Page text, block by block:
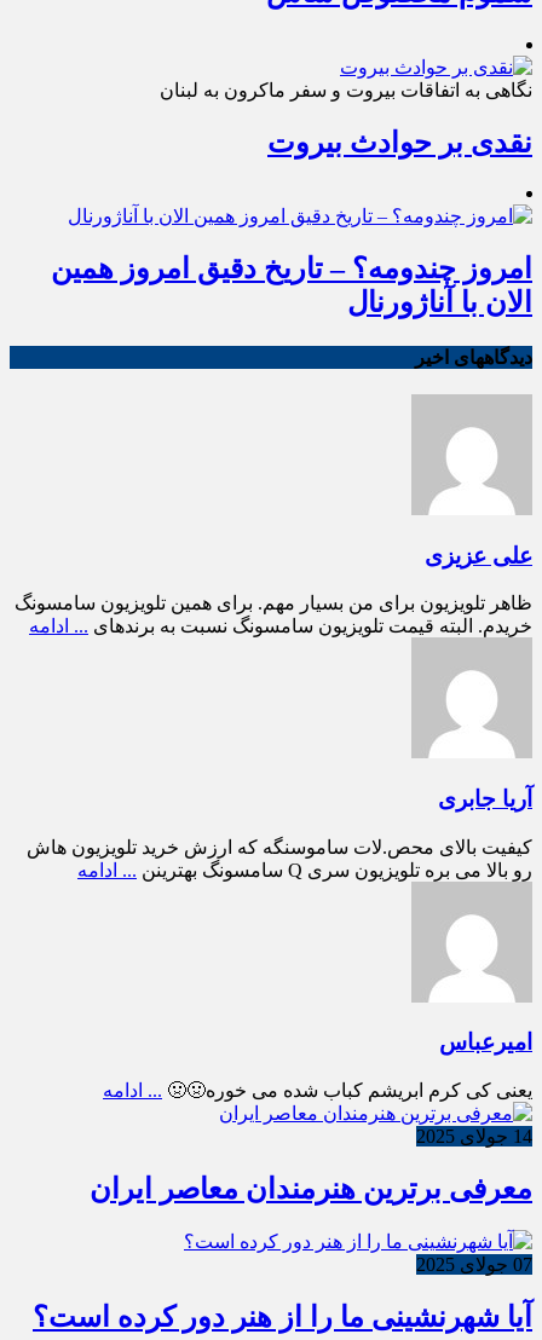
نگاهی به اتفاقات بیروت و سفر ماکرون به لبنان
نقدی بر حوادث بیروت
امروز چندومه؟ – تاریخ دقیق امروز همین
الان با آناژورنال
دیدگاههای اخیر
علی عزیزی
ظاهر تلویزیون برای من بسیار مهم. برای همین تلویزیون سامسونگ
خریدم. البته قیمت تلویزیون سامسونگ نسبت به برندهای ... ادامه
آریا جابری
کیفیت بالای محص.لات ساموسنگه که ارزش خرید تلویزیون هاش
رو بالا می بره تلویزیون سری Q سامسونگ بهترینن
... ادامه
امیرعباس
یعنی کی کرم ابریشم کباب شده می خوره🤢🤢 ... ادامه
14 جولای 2025
معرفی برترین هنرمندان معاصر ایران
07 جولای 2025
آیا شهرنشینی ما را از هنر دور کرده است؟